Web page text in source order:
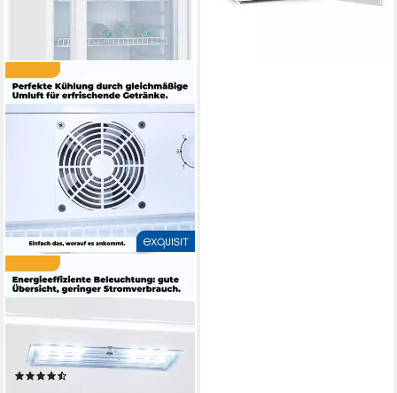
EXQUISIT
Getränkekühlschrank
GKS240-GT-160C weiss
Produktdatenblatt
13,33 €mtl. in 12 Raten